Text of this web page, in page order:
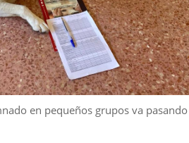
en pequeños grupos va pasando